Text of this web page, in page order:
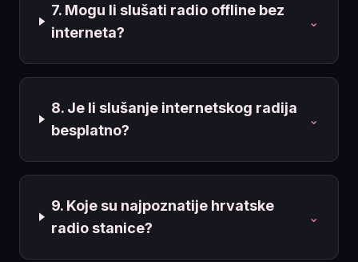
7. Mogu li slušati radio offline bez
interneta?
⌄
8. Je li slušanje internetskog radija
besplatno?
⌄
9. Koje su najpoznatije hrvatske
radio stanice?
⌄